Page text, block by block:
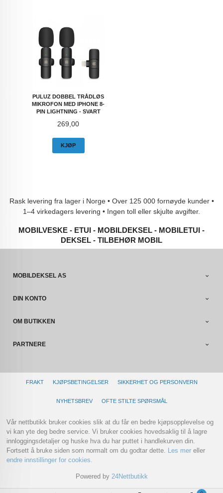
PULUZ DOBBEL TRÅDLØS
MIKROFON MED IPHONE 8-
PIN LIGHTNING - SVART
Pris
269,00
KJØP
Rask levering fra lager i Norge • Over 125 000 fornøyde kunder •
1–4 virkedagers levering • Ingen toll eller skjulte avgifter.
MOBILVESKE - ETUI - MOBILDEKSEL - MOBILETUI -
DEKSEL - TILBEHØR MOBIL
MOBILDEKSEL AS
DIN KONTO
OM BUTIKKEN
PARTNERE
FRAKT KJØPSBETINGELSER SIKKERHET OG PERSONVERN
NYHETSBREV OFTE STILTE SPØRSMÅL
Vår nettbutikk bruker cookies slik at du får en bedre kjøpsopplevelse og
vi kan yte deg bedre service. Vi bruker cookies hovedsaklig til å lagre
innloggingsdetaljer og huske hva du har puttet i handlekurven din.
Fortsett å bruke siden som normalt om du godtar dette.
Les mer eller
endre innstillinger for cookies.
Powered by 24Nettbutikk